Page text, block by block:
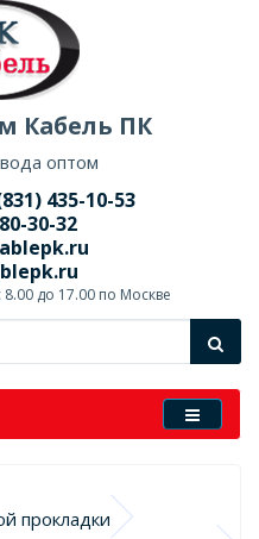
Кабель ПК
оптом
435-10-53
30-32
до 17.00 по Москве
прокладки